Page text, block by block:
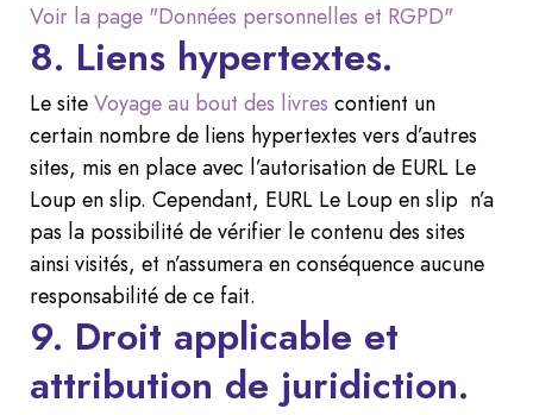
Voir la page "Données personnelles et RGPD"
8. Liens hypertextes.
Le siteVoyage au bout des livres contient un
certain nombre de liens hypertextes vers d’autres
sites, mis en place avec l’autorisation de EURL Le
Loup en slip. Cependant, EURL Le Loup en slip n’a
pas la possibilité de vérifier le contenu des sites
ainsi visités, et n’assumera en conséquence aucune
responsabilité de ce fait.
9. Droit applicable et
attribution de juridiction.